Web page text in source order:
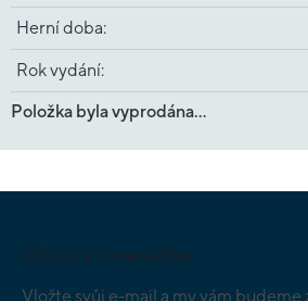
Herní doba:
Rok vydání:
Položka byla vyprodána…
Odebírat newsletter
Vložte svůj e-mail a my vám budeme